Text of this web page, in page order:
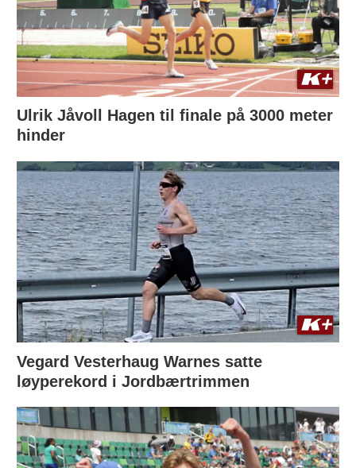
Ulrik Jåvoll Hagen til finale på 3000 meter
hinder
Vegard Vesterhaug Warnes satte
løyperekord i Jordbærtrimmen